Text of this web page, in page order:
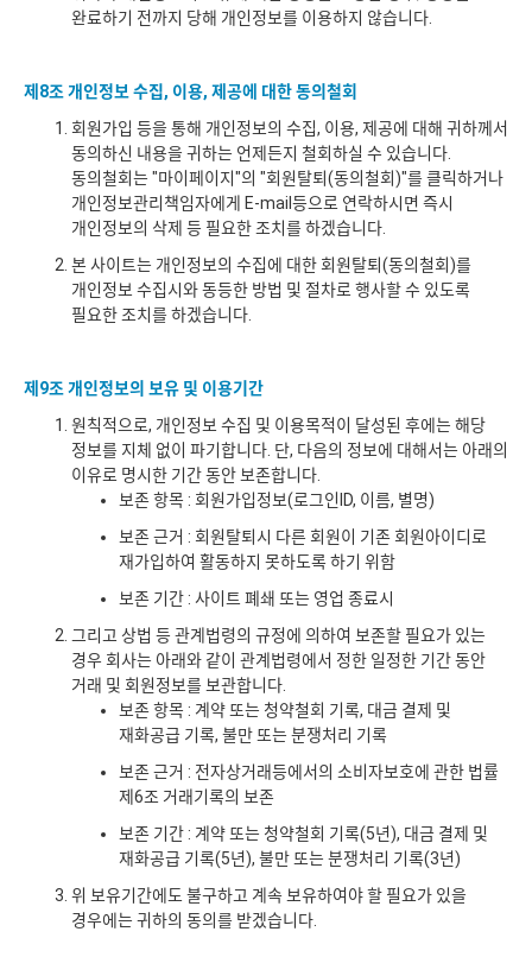
완료하기 전까지 당해 개인정보를 이용하지 않습니다.
제8조 개인정보 수집, 이용, 제공에 대한 동의철회
회원가입 등을 통해 개인정보의 수집, 이용, 제공에 대해 귀하께서
동의하신 내용을 귀하는 언제든지 철회하실 수 있습니다.
동의철회는 "마이페이지"의 "회원탈퇴(동의철회)"를 클릭하거나
개인정보관리책임자에게 E-mail등으로 연락하시면 즉시
개인정보의 삭제 등 필요한 조치를 하겠습니다.
본 사이트는 개인정보의 수집에 대한 회원탈퇴(동의철회)를
개인정보 수집시와 동등한 방법 및 절차로 행사할 수 있도록
필요한 조치를 하겠습니다.
제9조 개인정보의 보유 및 이용기간
원칙적으로, 개인정보 수집 및 이용목적이 달성된 후에는 해당
정보를 지체 없이 파기합니다. 단, 다음의 정보에 대해서는 아래의
이유로 명시한 기간 동안 보존합니다.
보존 항목 : 회원가입정보(로그인ID, 이름, 별명)
보존 근거 : 회원탈퇴시 다른 회원이 기존 회원아이디로
재가입하여 활동하지 못하도록 하기 위함
보존 기간 : 사이트 폐쇄 또는 영업 종료시
그리고 상법 등 관계법령의 규정에 의하여 보존할 필요가 있는
경우 회사는 아래와 같이 관계법령에서 정한 일정한 기간 동안
거래 및 회원정보를 보관합니다.
보존 항목 : 계약 또는 청약철회 기록, 대금 결제 및
재화공급 기록, 불만 또는 분쟁처리 기록
보존 근거 : 전자상거래등에서의 소비자보호에 관한 법률
제6조 거래기록의 보존
보존 기간 : 계약 또는 청약철회 기록(5년), 대금 결제 및
재화공급 기록(5년), 불만 또는 분쟁처리 기록(3년)
위 보유기간에도 불구하고 계속 보유하여야 할 필요가 있을
경우에는 귀하의 동의를 받겠습니다.